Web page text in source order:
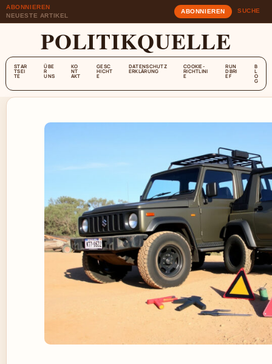
ABONNIEREN
NEUESTE ARTIKEL
ABONNIEREN SUCHE
POLITIKQUELLE
STAR
TSEI
TE
ÜBE
R
UNS
KO
NT
AKT
GESC
HICHT
E
DATENSCHUTZ
ERKLÄRUNG
COOKIE-
RICHTLINI
E
RUN
DBRI
EF
B
L
O
G